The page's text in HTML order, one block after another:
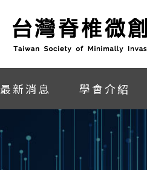
最新消息 學會介紹